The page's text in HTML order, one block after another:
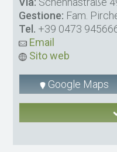
Gestione: Fam.
Tel. +39 0473
Email
Sito web
Google Maps